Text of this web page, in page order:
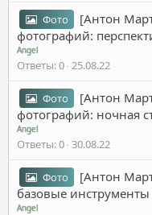
Фото
[Антон
фотографий:
Angel
Ответы 0 25.08.22
Фото
[Антон
фотографий: ночная
Angel
Ответы 0 30.08.22
Фото
[Антон
базовые
Angel